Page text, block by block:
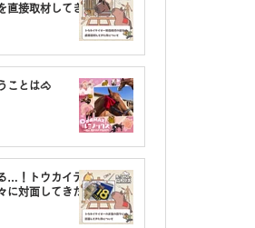
直接取材してき
ことは🐴
…！トウカイテ
に対面してきた